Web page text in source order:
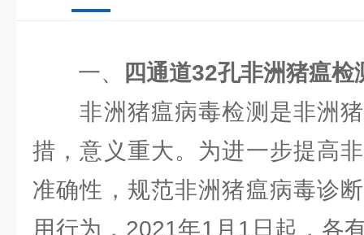
一、
四通道32孔非洲猪瘟检
非洲猪瘟病毒检测是非洲猪
措，意义重大。为进一步提高
准确性，规范非洲猪瘟病毒诊
用行为，2021年1月1日起，各